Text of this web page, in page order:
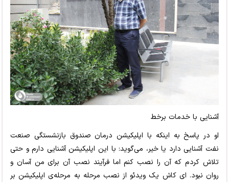
آشنایی با خدمات برخط
او در پاسخ به اینکه با اپلیکیشن درمان صندوق بازنشستگی صنعت
نفت آشنایی دارد یا خیر، می‌گوید: با این اپلیکیشن آشنایی دارم و حتی
تلاش کردم که آن را نصب کنم اما فرآیند نصب آن برای من آسان و
روان نبود. ای کاش یک ویدئو از نصب مرحله به مرحله‌ی اپلیکیشن بر